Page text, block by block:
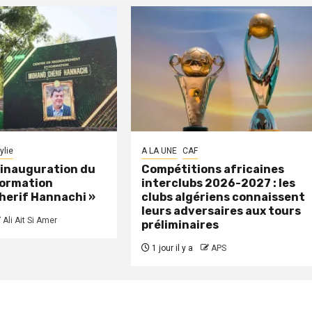
inauguration du
Hannachi »
Ali Ait Si Amer
A LA UNE CAF
Compétitions africaines
interclubs 2026-2027 : les
clubs algériens connaissent
leurs adversaires aux tours
préliminaires
1 jour il y a APS